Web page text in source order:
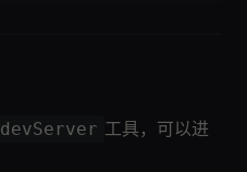
devServer 工具，可以进